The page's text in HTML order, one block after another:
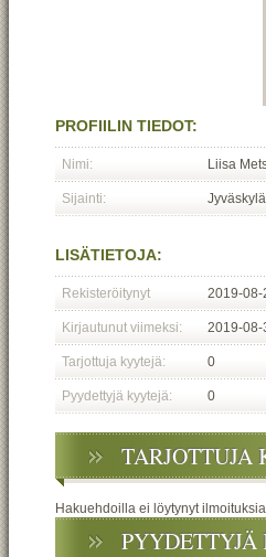
PROFIILIN TIEDOT:
Nimi: Liisa
Sijainti: Jyväskylä
LISÄTIETOJA:
Rekisteröitynyt 2019-08-
Kirjautunut viimeksi: 2019-08-
Tarjottuja kyytejä: 0
Pyydettyjä kyytejä: 0
TARJOTTUJA
Hakuehdoilla ei löytynyt
PYYDETTYJÄ